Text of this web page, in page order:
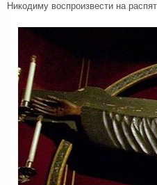
Никодиму воспроизвести на